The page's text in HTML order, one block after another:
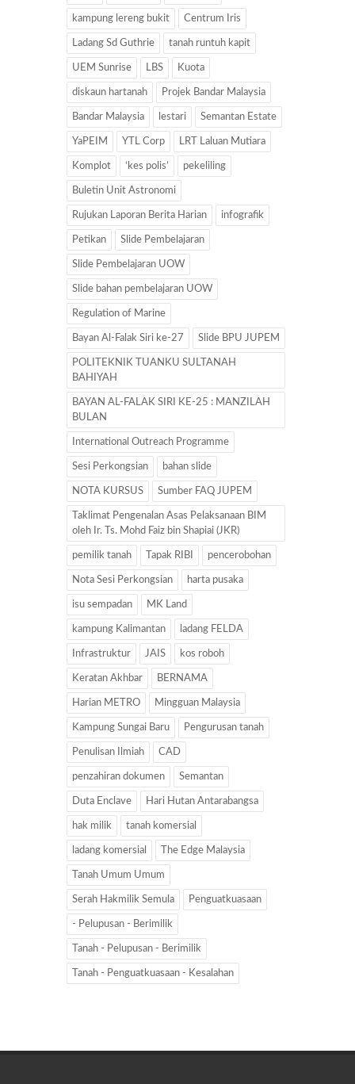
kampung lereng bukit Centrum Iris
Ladang Sd Guthrie tanah runtuh kapit
UEM Sunrise LBS Kuota
diskaun hartanah Projek Bandar Malaysia
Bandar Malaysia lestari Semantan Estate
YaPEIM YTL Corp LRT Laluan Mutiara
Komplot ‘kes polis’ pekeliling
Buletin Unit Astronomi
Rujukan Laporan Berita Harian infografik
Petikan Slide Pembelajaran
Slide Pembelajaran UOW
Slide bahan pembelajaran UOW
Regulation of Marine
Bayan Al-Falak Siri ke-27 Slide BPU JUPEM
POLITEKNIK TUANKU SULTANAH
BAHIYAH
BAYAN AL-FALAK SIRI KE-25 : MANZILAH
BULAN
International Outreach Programme
Sesi Perkongsian bahan slide
NOTA KURSUS Sumber FAQ JUPEM
Taklimat Pengenalan Asas Pelaksanaan BIM
oleh Ir. Ts. Mohd Faiz bin Shapiai (JKR)
pemilik tanah Tapak RIBI pencerobohan
Nota Sesi Perkongsian harta pusaka
isu sempadan MK Land
kampung Kalimantan ladang FELDA
Infrastruktur JAIS kos roboh
Keratan Akhbar BERNAMA
Harian METRO Mingguan Malaysia
Kampung Sungai Baru Pengurusan tanah
Penulisan Ilmiah CAD
penzahiran dokumen Semantan
Duta Enclave Hari Hutan Antarabangsa
hak milik tanah komersial
ladang komersial The Edge Malaysia
Tanah Umum Umum
Serah Hakmilik Semula Penguatkuasaan
- Pelupusan - Berimilik
Tanah - Pelupusan - Berimilik
Tanah - Penguatkuasaan - Kesalahan